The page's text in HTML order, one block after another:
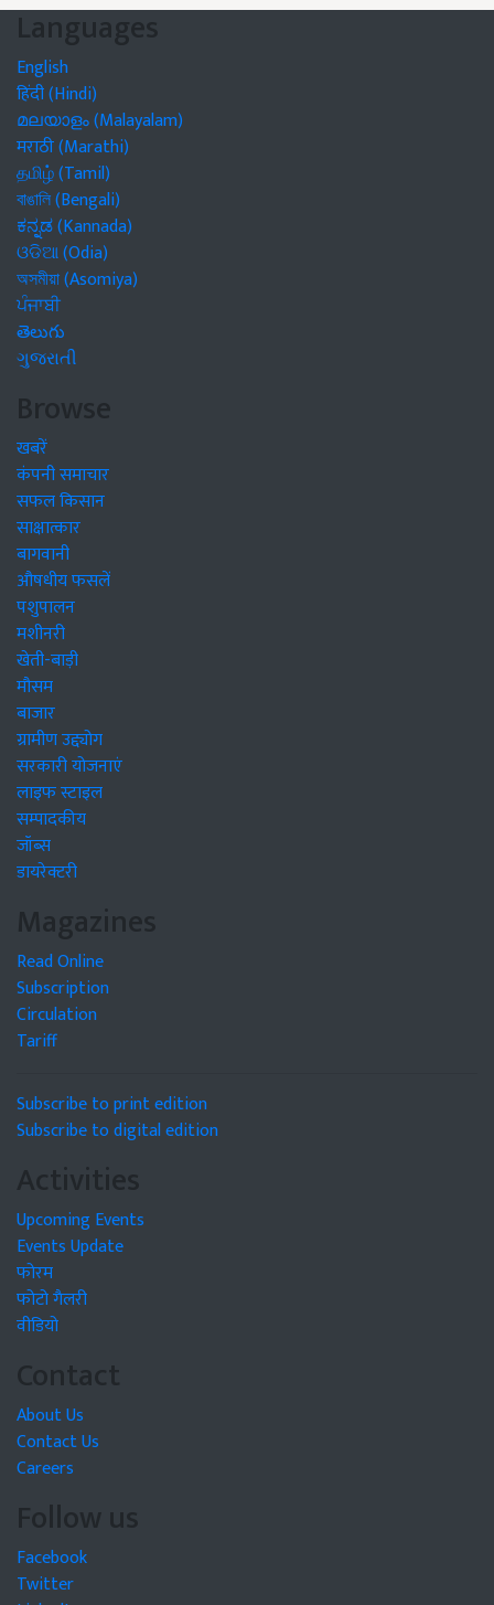
Languages
English
हिंदी (Hindi)
മലയാളം (Malayalam)
मराठी (Marathi)
தமிழ் (Tamil)
বাঙালি (Bengali)
ಕನ್ನಡ (Kannada)
ଓଡିଆ (Odia)
অসমীয়া (Asomiya)
ਪੰਜਾਬੀ
తెలుగు
ગુજરાતી
Browse
खबरें
कंपनी समाचार
सफल किसान
साक्षात्कार
बागवानी
औषधीय फसलें
पशुपालन
मशीनरी
खेती-बाड़ी
मौसम
बाजार
ग्रामीण उद्द्योग
सरकारी योजनाएं
लाइफ स्टाइल
सम्पादकीय
जॉब्स
डायरेक्टरी
Magazines
Read Online
Subscription
Circulation
Tariff
Subscribe to print edition
Subscribe to digital edition
Activities
Upcoming Events
Events Update
फोरम
फोटो गैलरी
वीडियो
Contact
About Us
Contact Us
Careers
Follow us
Facebook
Twitter